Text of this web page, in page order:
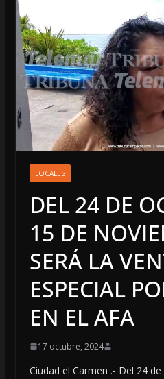
LOCALES
DEL 24 DE
15 DE
SERÁ LA
ESPECIAL
EN EL AFA
17 octubre, 2024
Ciudad el Carmen .- Del 24